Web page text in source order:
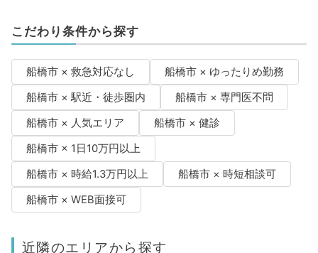
こだわり条件から探す
船橋市 × 救急対応なし
船橋市 × ゆったりめ勤務
船橋市 × 駅近・徒歩圏内
船橋市 × 専門医不問
船橋市 × 人気エリア
船橋市 × 健診
船橋市 × 1日10万円以上
船橋市 × 時給1.3万円以上
船橋市 × 時短相談可
船橋市 × WEB面接可
近隣のエリアから探す